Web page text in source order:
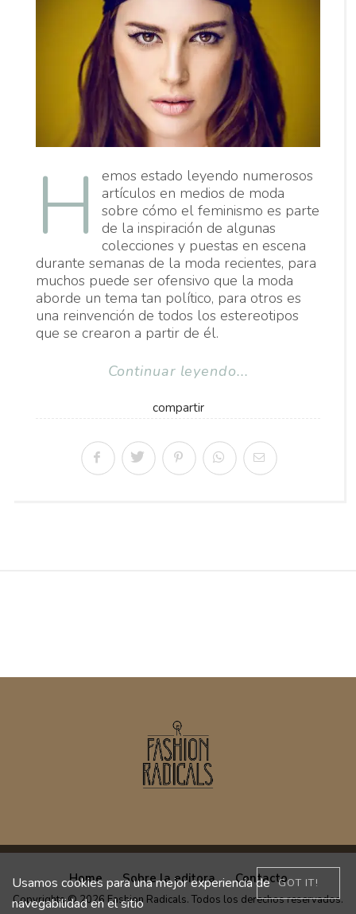
H
emos estado leyendo numerosos
artículos en medios de moda
sobre cómo el feminismo es parte
de la inspiración de algunas
colecciones y puestas en escena
durante semanas de la moda recientes, para
muchos puede ser ofensivo que la moda
aborde un tema tan político, para otros es
una reinvención de todos los estereotipos
que se crearon a partir de él.
Continuar leyendo...
compartir
Home Sobre la editora Contacto
Copyrights © 2026 Fashion Radicals. Todos los derechos reservados.
GOT IT!
Usamos cookies para una mejor experiencia de
navegabilidad en el sitio